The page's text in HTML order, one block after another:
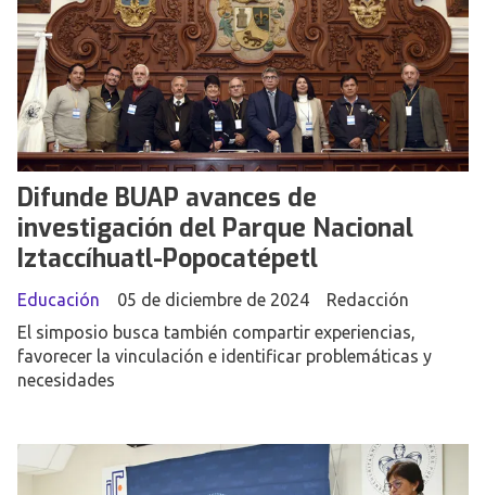
Difunde BUAP avances de
investigación del Parque Nacional
Iztaccíhuatl-Popocatépetl
Redacción
Educación
05 de diciembre de 2024
El simposio busca también compartir experiencias,
favorecer la vinculación e identificar problemáticas y
necesidades